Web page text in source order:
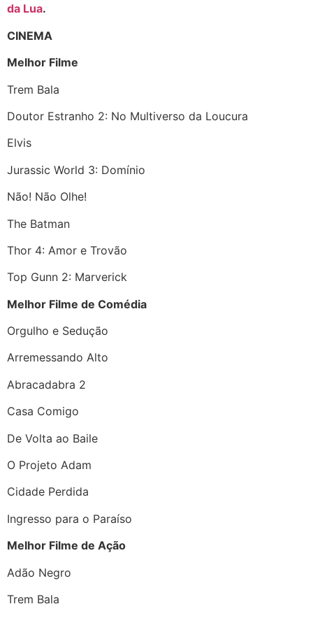
da Lua.
CINEMA
Melhor Filme
Trem Bala
Doutor Estranho 2: No Multiverso da Loucura
Elvis
Jurassic World 3: Domínio
Não! Não Olhe!
The Batman
Thor 4: Amor e Trovão
Top Gunn 2: Marverick
Melhor Filme de Comédia
Orgulho e Sedução
Arremessando Alto
Abracadabra 2
Casa Comigo
De Volta ao Baile
O Projeto Adam
Cidade Perdida
Ingresso para o Paraíso
Melhor Filme de Ação
Adão Negro
Trem Bala